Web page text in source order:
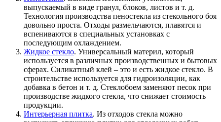
выпускаемый в виде гранул, блоков, листов и т. д.
Технология производства пеностекла из стекольного боя
довольно проста. Отходы размельчаются, плавятся и
вспениваются в специальных установках с
последующим охлаждением.
Жидкое стекло. Универсальный материл, который
используется в различных производственных и бытовых
сферах. Силикатный клей – это и есть жидкое стекло. В
строительстве используется для гидроизоляции, как
добавка в бетон и т. д. Стеклобоем заменяют песок при
производстве жидкого стекла, что снижает стоимость
продукции.
Интерьерная плитка. Из отходов стекла можно